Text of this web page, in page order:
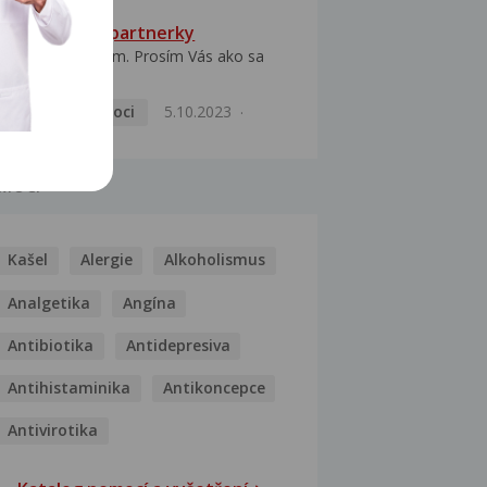
HPV typ 52 u partnerky
Dobrý deň prajem. Prosím Vás ako sa
Pohlavní nemoci
5.10.2023
Kašel Alergie Alkoholismus
Analgetika Angína
Antibiotika Antidepresiva
Antihistaminika Antikoncepce
Antivirotika